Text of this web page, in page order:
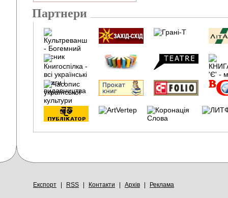
Партнери
Експорт RSS Контакти Архів Реклама